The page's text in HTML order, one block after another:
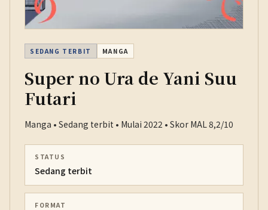
SEDANG TERBIT MANGA
Super no Ura de Yani Suu
Futari
Manga • Sedang terbit • Mulai 2022 • Skor MAL 8,2/10
STATUS
Sedang terbit
FORMAT